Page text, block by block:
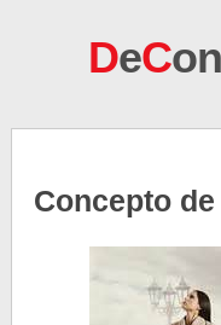
DeC
Concepto